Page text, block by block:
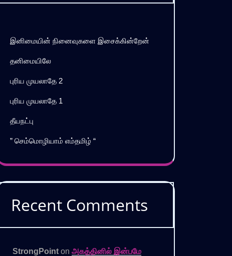
இனிமையின் நினைவுகளை இசைக்கின்றேன்
தனிமையிலே
புரிய முயலாதே 2
புரிய முயலாதே 1
தீயநட்பு
” செம்மொழியாம் எம்தமிழ் “
Recent Comments
StrongPoint on அகத்தினில் இன்பமே